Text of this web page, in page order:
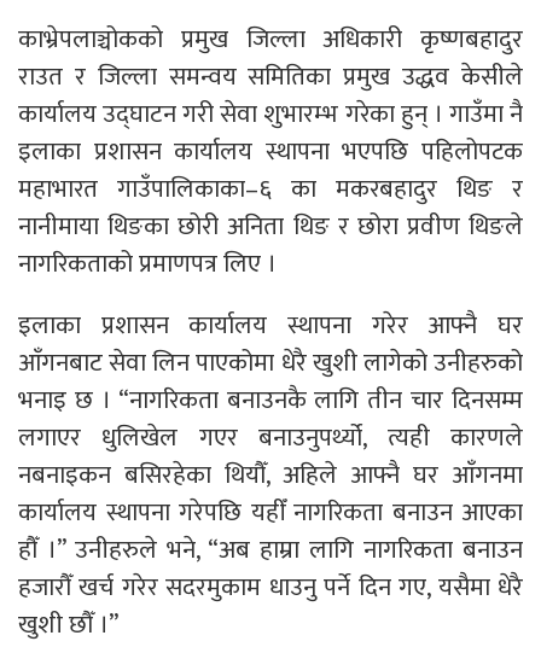
काभ्रेपलाञ्चोकको प्रमुख जिल्ला अधिकारी कृष्णबहादुर
राउत र जिल्ला समन्वय समितिका प्रमुख उद्धव केसीले
कार्यालय उद्घाटन गरी सेवा शुभारम्भ गरेका हुन् । गाउँमा नै
इलाका प्रशासन कार्यालय स्थापना भएपछि पहिलोपटक
महाभारत गाउँपालिकाका–६ का मकरबहादुर थिङ र
नानीमाया थिङका छोरी अनिता थिङ र छोरा प्रवीण थिङले
नागरिकताको प्रमाणपत्र लिए ।
इलाका प्रशासन कार्यालय स्थापना गरेर आफ्नै घर
आँगनबाट सेवा लिन पाएकोमा धेरै खुशी लागेको उनीहरुको
भनाइ छ । “नागरिकता बनाउनकै लागि तीन चार दिनसम्म
लगाएर धुलिखेल गएर बनाउनुपर्थ्यो, त्यही कारणले
नबनाइकन बसिरहेका थियौँ, अहिले आफ्नै घर आँगनमा
कार्यालय स्थापना गरेपछि यहीँ नागरिकता बनाउन आएका
हौँ ।” उनीहरुले भने, “अब हाम्रा लागि नागरिकता बनाउन
हजारौँ खर्च गरेर सदरमुकाम धाउनु पर्ने दिन गए, यसैमा धेरै
खुशी छौँ ।”